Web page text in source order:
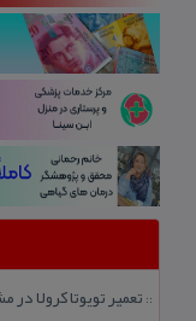
:: تعمیر تویوتا كرولا